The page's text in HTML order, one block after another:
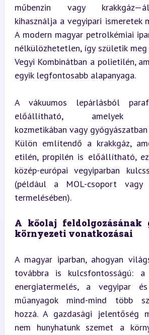
műbenzin vagy
kihasználja a vegyipari ismeretek
A modern magyar petrolkémiai
nélkülözhetetlen, így születik
Vegyi Kombinátban a polietilén,
egyik legfontosabb alapanyaga.
A vákuumos lepárlásból
előállítható, amelyek
kozmetikában vagy
Külön említendő a krakkgáz,
etilén, propilén is előállítható,
közép-európai vegyiparban
(például a MOL-csoport vagy
termelésében).
A kőolaj feldolgozásának
környezeti vonatkozásai
A magyar iparban, ahogyan
továbbra is kulcsfontosságú: a
energiatermelés, a vegyipar
műanyagok mind-mind több
hozzá. A gazdasági jelentőség
nem hunyhatunk szemet a